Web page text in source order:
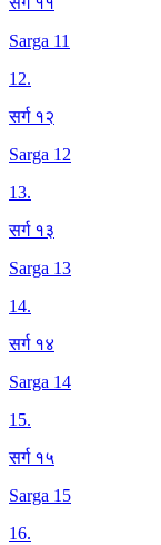
Sarga 11
12.
सर्ग १२
Sarga 12
13.
सर्ग १३
Sarga 13
14.
सर्ग १४
Sarga 14
15.
सर्ग १५
Sarga 15
16.